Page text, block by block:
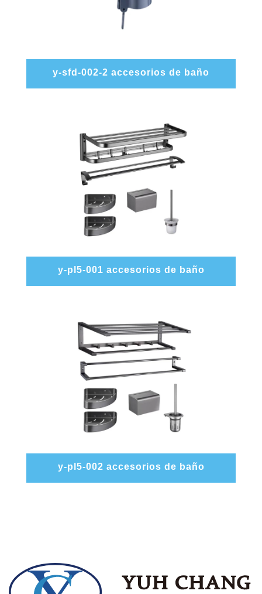
y-sfd-002-2 accesorios de baño
y-pl5-001 accesorios de baño
y-pl5-002 accesorios de baño